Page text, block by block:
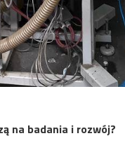
na badania i rozwój?